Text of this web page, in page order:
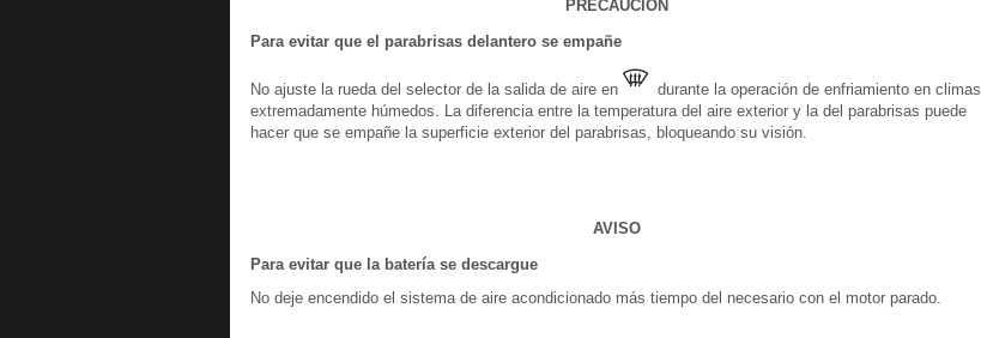
PRECAUCION
Para evitar que el parabrisas delantero se empañe
No ajuste la rueda del selector de la salida de aire en
durante la operación de enfriamiento en climas
extremadamente húmedos. La diferencia entre la temperatura del aire exterior y la del parabrisas puede
hacer que se empañe la superficie exterior del parabrisas, bloqueando su visión.
AVISO
Para evitar que la batería se descargue
No deje encendido el sistema de aire acondicionado más tiempo del necesario con el motor parado.